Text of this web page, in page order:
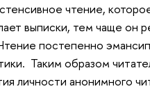
чтение,
выписки, тем чаще он
постепенно
Таким образом
личности анонимного